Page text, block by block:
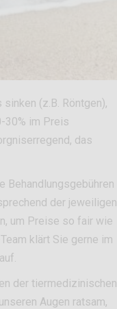
(z.B. Röntgen),
30% im Preis
das
Behandlungsgebühren
der jeweiligen
um Preise so fair wie
klärt Sie gerne im
der tiermedizinischen
Augen ratsam,